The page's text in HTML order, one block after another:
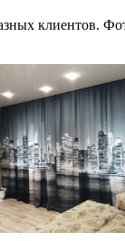
клиентов.